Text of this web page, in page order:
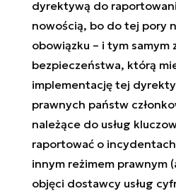
dyrektywą do
nowością, bo do tej pory
obowiązku – i tym samym
bezpieczeństwa, którą
implementację tej
prawnych państw
należące do usług
raportować o
innym reżimem prawnym
objęci dostawcy usług